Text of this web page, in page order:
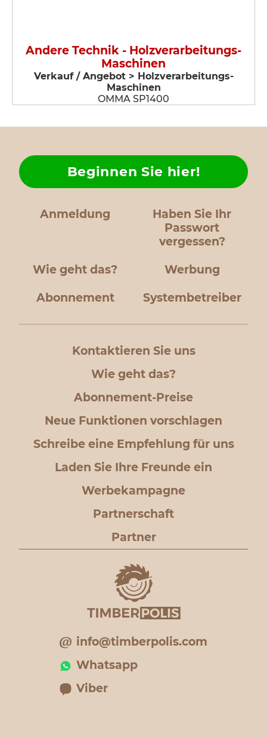
Andere Technik - Holzverarbeitungs-
Maschinen
Verkauf / Angebot > Holzverarbeitungs-
Maschinen
OMMA SP1400
Anmeldung
Haben Sie Ihr
Passwort
vergessen?
Wie geht das?
Beginnen Sie hier!
Werbung
Abonnement Systembetreiber
Kontaktieren Sie uns
Wie geht das?
Abonnement-Preise
Neue Funktionen vorschlagen
Schreibe eine Empfehlung für uns
Laden Sie Ihre Freunde ein
Werbekampagne
Partnerschaft
Partner
info@timberpolis.com
Whatsapp
Viber